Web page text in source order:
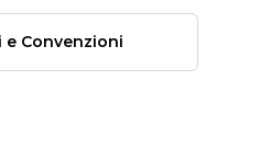
e Convenzioni